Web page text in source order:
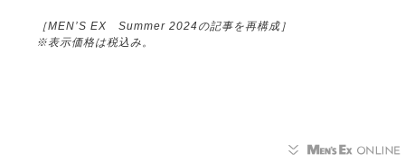
［MEN’S EX Summer 2024の記事を再構成］
※表示価格は税込み。